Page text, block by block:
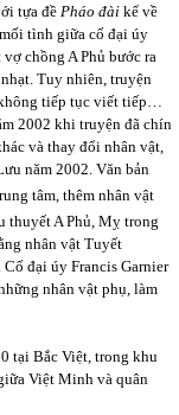
tựa đề Pháo đài kể về
tình giữa cố đại úy
chồng A Phủ bước ra
Tuy nhiên, truyện
tiếp tục viết tiếp…
2002 khi truyện đã chín
và thay đổi nhân vật,
năm 2002. Văn bản
tâm, thêm nhân vật
thuyết A Phủ, Mỵ trong
nhân vật Tuyết
đại úy Francis Garnier
nhân vật phụ, làm
tại Bắc Việt, trong khu
Việt Minh và quân